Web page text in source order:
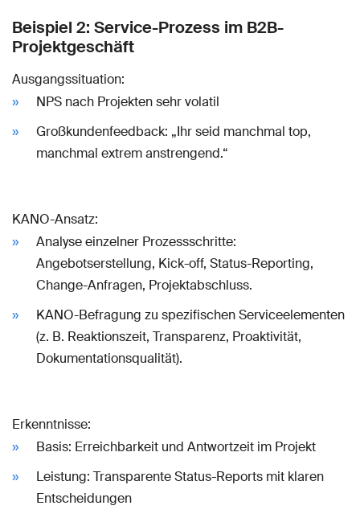
Beispiel 2: Service-Prozess im B2B-
Projektgeschäft
Ausgangssituation:
NPS nach Projekten sehr volatil
Großkundenfeedback: „Ihr seid manchmal top,
manchmal extrem anstrengend.“
KANO-Ansatz:
Analyse einzelner Prozessschritte:
Angebotserstellung, Kick-off, Status-Reporting,
Change-Anfragen, Projektabschluss.
KANO-Befragung zu spezifischen Serviceelementen
(z. B. Reaktionszeit, Transparenz, Proaktivität,
Dokumentationsqualität).
Erkenntnisse:
Basis: Erreichbarkeit und Antwortzeit im Projekt
Leistung: Transparente Status-Reports mit klaren
Entscheidungen